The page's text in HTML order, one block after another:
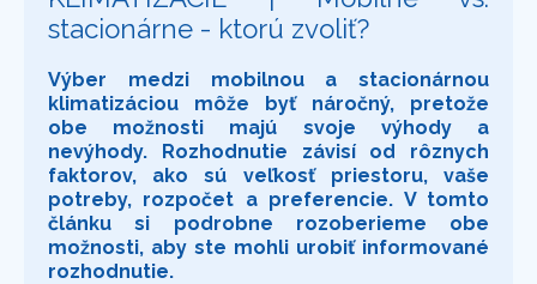
stacionárne - ktorú zvoliť?
Výber medzi mobilnou a stacionárnou
klimatizáciou môže byť náročný, pretože
obe možnosti majú svoje výhody a
nevýhody. Rozhodnutie závisí od rôznych
faktorov, ako sú veľkosť priestoru, vaše
potreby, rozpočet a preferencie. V tomto
článku si podrobne rozoberieme obe
možnosti, aby ste mohli urobiť informované
rozhodnutie.